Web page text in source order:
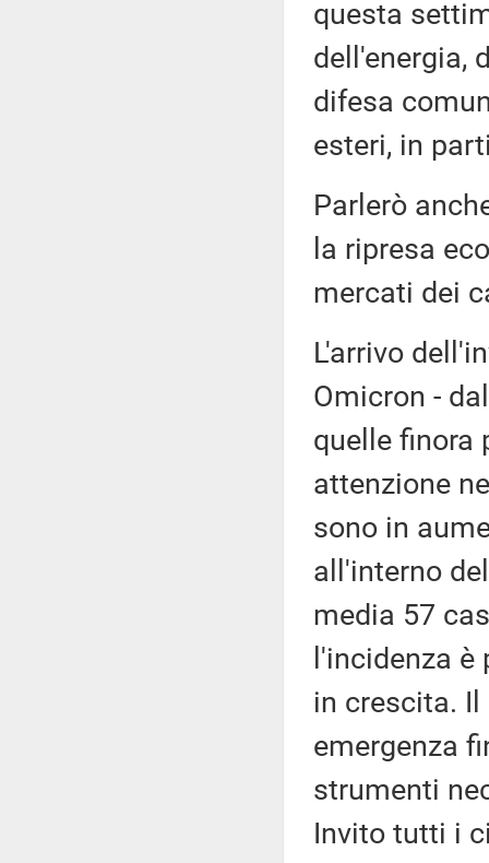
questa
dell'energia,
difesa
esteri, in
Parlerò
la ripresa
mercati dei
L'arrivo
Omicron -
quelle finora
attenzione
sono in
all'interno
media 57
l'incidenza
in crescita.
emergenza
strumenti
Invito tutti i